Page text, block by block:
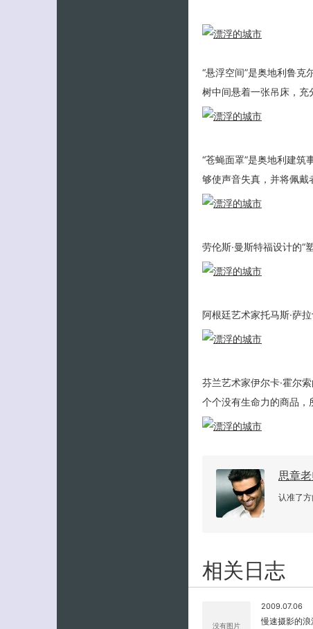
“悬浮空间”是奥地利鲁
树中间悬着一张吊床，充
“苍蝇面罩”是奥地利建筑
够使声音失真，并将佩戴
劳伦斯·曼斯特福设计的“
阿根廷艺术家托马斯·萨
芬兰艺术家伊尔卡·霍尔
个个没有生命力的商品，
思章
认准了
相关日志
没有图片
2009.07.06
慢速摄影的